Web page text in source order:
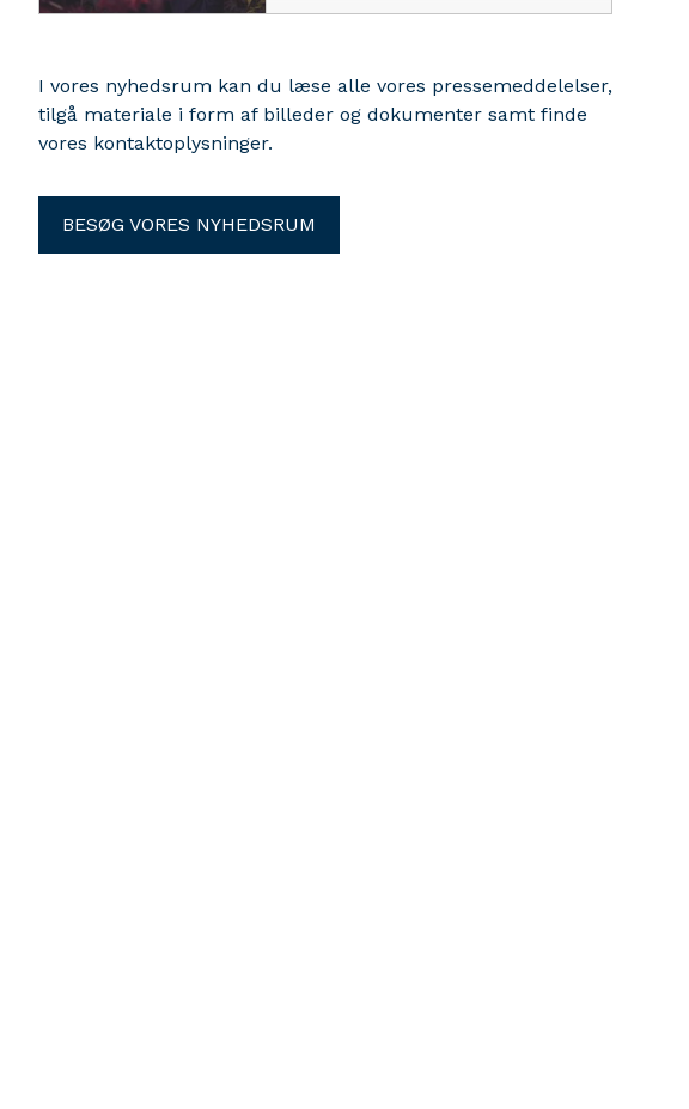
lige så stor andel af deres budget til
en markant langsommere realisering
af forretningsværdi, viser en ny
I vores nyhedsrum kan du læse alle vores pressemeddelelser,
tilgå materiale i form af billeder og dokumenter samt finde
vores kontaktoplysninger.
BESØG VORES NYHEDSRUM